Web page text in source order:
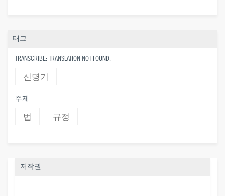
태그
TRANSCRIBE: TRANSLATION NOT FOUND.
신명기
주제
법 규정
저작권